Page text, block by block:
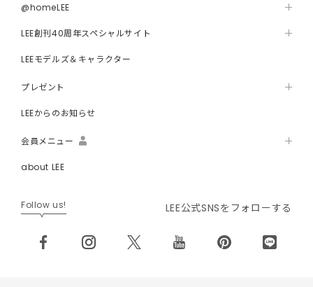
@homeLEE
LEE創刊40周年スペシャルサイト
LEEモデルズ＆キャラクター
プレゼント
LEEからのお知らせ
会員メニュー
about LEE
Follow us! LEE公式SNSをフォローする